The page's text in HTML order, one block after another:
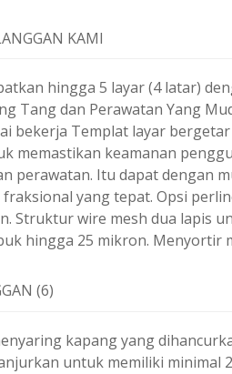
KAMI
hingga 5 layar (4 latar)
Tang dan Perawatan Yang
bekerja Templat layar
memastikan keamanan
perawatan. Itu dapat dengan
yang tepat. Opsi
Struktur wire mesh dua lapis
hingga 25 mikron. Menyortir
(6)
kapang yang
untuk memiliki minimal